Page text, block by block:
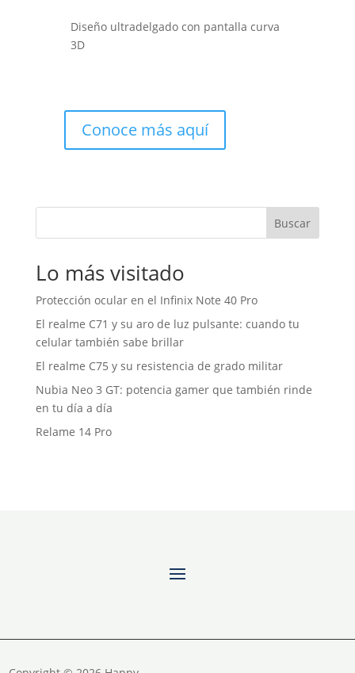
Diseño ultradelgado con pantalla curva
3D
Conoce más aquí
Buscar
Lo más visitado
Protección ocular en el Infinix Note 40 Pro
El realme C71 y su aro de luz pulsante: cuando tu
celular también sabe brillar
El realme C75 y su resistencia de grado militar
Nubia Neo 3 GT: potencia gamer que también rinde
en tu día a día
Relame 14 Pro